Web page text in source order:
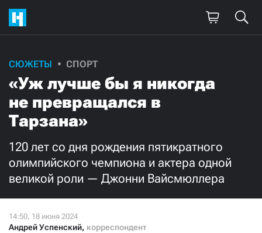
СЮЖЕТЫ СПОРТ
«Уж лучше бы я никогда
не превращался в
Тарзана»
120 лет со дня рождения пятикратного
олимпийского чемпиона и актера одной
великой роли — Джонни Вайсмюллера
Андрей Успенский, корреспондент
Поддержите
нашу работу!
Ежемесячно
300